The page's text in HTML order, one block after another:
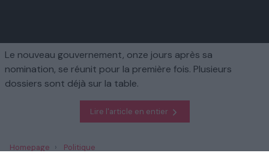
Le nouveau gouvernement, onze jours après sa
nomination, se réunit pour la première fois. Plusieurs
dossiers sont déjà sur la table.
Lire l'article en entier
Homepage
Politique